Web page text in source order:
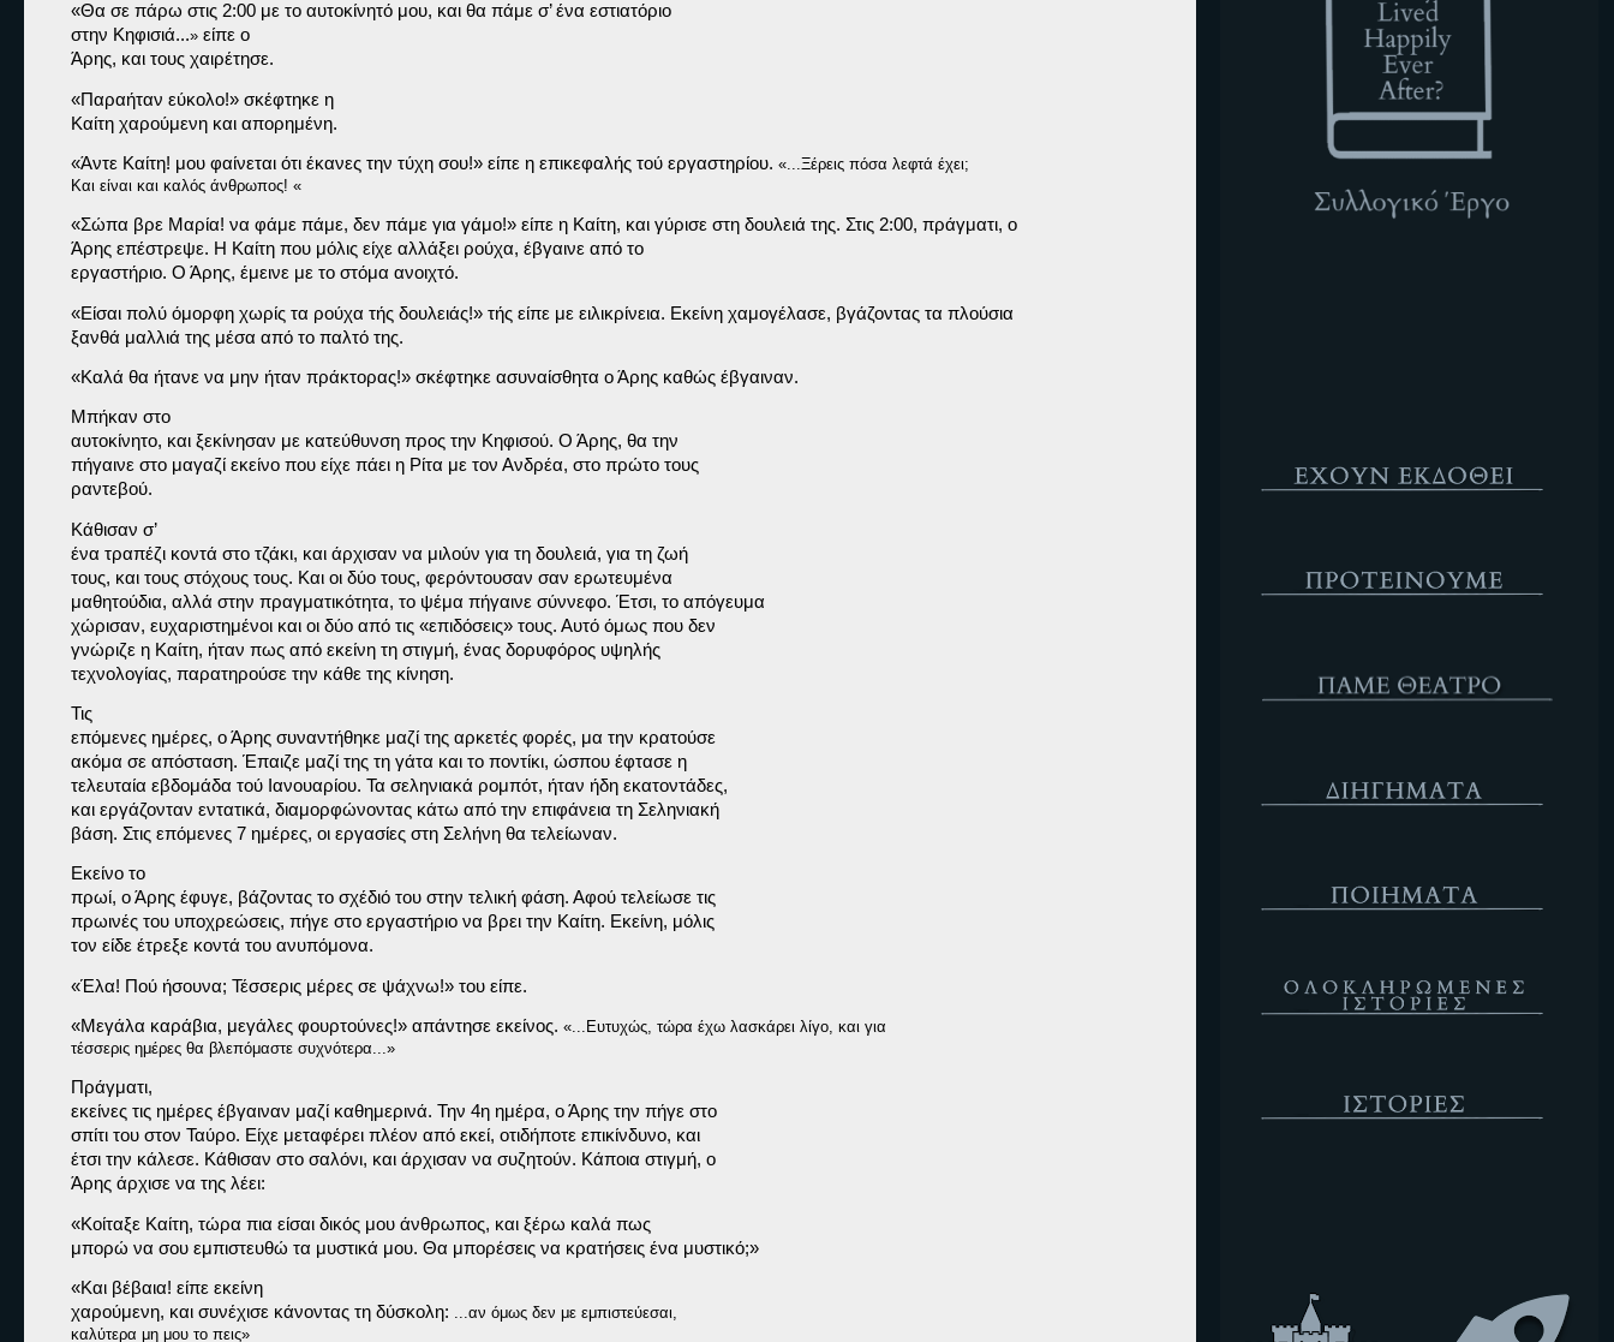
«Θα σε πάρω στις 2:00 με το αυτοκίνητό μου, και θα πάμε σ’ ένα εστιατόριο
στην Κηφισιά...» είπε ο
Άρης, και τους χαιρέτησε.
«Παραήταν εύκολο!» σκέφτηκε η
Καίτη χαρούμενη και απορημένη.
«Άντε Καίτη! μου φαίνεται ότι έκανες την τύχη σου!» είπε η επικεφαλής τού εργαστηρίου. «...Ξέρεις πόσα λεφτά έχει;
Και είναι και καλός άνθρωπος! «
«Σώπα βρε Μαρία! να φάμε πάμε, δεν πάμε για γάμο!» είπε η Καίτη, και γύρισε στη δουλειά της. Στις 2:00, πράγματι, ο
Άρης επέστρεψε. Η Καίτη που μόλις είχε αλλάξει ρούχα, έβγαινε από το
εργαστήριο. Ο Άρης, έμεινε με το στόμα ανοιχτό.
«Είσαι πολύ όμορφη χωρίς τα ρούχα τής δουλειάς!» τής είπε με ειλικρίνεια. Εκείνη χαμογέλασε, βγάζοντας τα πλούσια
ξανθά μαλλιά της μέσα από το παλτό της.
«Καλά θα ήτανε να μην ήταν πράκτορας!» σκέφτηκε ασυναίσθητα ο Άρης καθώς έβγαιναν.
Μπήκαν στο
αυτοκίνητο, και ξεκίνησαν με κατεύθυνση προς την Κηφισού. Ο Άρης, θα την
πήγαινε στο μαγαζί εκείνο που είχε πάει η Ρίτα με τον Ανδρέα, στο πρώτο τους
ραντεβού.
Κάθισαν σ’
ένα τραπέζι κοντά στο τζάκι, και άρχισαν να μιλούν για τη δουλειά, για τη ζωή
τους, και τους στόχους τους. Και οι δύο τους, φερόντουσαν σαν ερωτευμένα
μαθητούδια, αλλά στην πραγματικότητα, το ψέμα πήγαινε σύννεφο. Έτσι, το απόγευμα
χώρισαν, ευχαριστημένοι και οι δύο από τις «επιδόσεις» τους. Αυτό όμως που δεν
γνώριζε η Καίτη, ήταν πως από εκείνη τη στιγμή, ένας δορυφόρος υψηλής
τεχνολογίας, παρατηρούσε την κάθε της κίνηση.
Τις
επόμενες ημέρες, ο Άρης συναντήθηκε μαζί της αρκετές φορές, μα την κρατούσε
ακόμα σε απόσταση. Έπαιζε μαζί της τη γάτα και το ποντίκι, ώσπου έφτασε η
τελευταία εβδομάδα τού Ιανουαρίου. Τα σεληνιακά ρομπότ, ήταν ήδη εκατοντάδες,
και εργάζονταν εντατικά, διαμορφώνοντας κάτω από την επιφάνεια τη Σεληνιακή
βάση. Στις επόμενες 7 ημέρες, οι εργασίες στη Σελήνη θα τελείωναν.
Εκείνο το
πρωί, ο Άρης έφυγε, βάζοντας το σχέδιό του στην τελική φάση. Αφού τελείωσε τις
πρωινές του υποχρεώσεις, πήγε στο εργαστήριο να βρει την Καίτη. Εκείνη, μόλις
τον είδε έτρεξε κοντά του ανυπόμονα.
«Έλα! Πού ήσουνα; Τέσσερις μέρες σε ψάχνω!» του είπε.
«Μεγάλα καράβια, μεγάλες φουρτούνες!» απάντησε εκείνος. «...Ευτυχώς, τώρα έχω λασκάρει λίγο, και για
τέσσερις ημέρες θα βλεπόμαστε συχνότερα...»
Πράγματι,
εκείνες τις ημέρες έβγαιναν μαζί καθημερινά. Την 4η ημέρα, ο Άρης την πήγε στο
σπίτι του στον Ταύρο. Είχε μεταφέρει πλέον από εκεί, οτιδήποτε επικίνδυνο, και
έτσι την κάλεσε. Κάθισαν στο σαλόνι, και άρχισαν να συζητούν. Κάποια στιγμή, ο
Άρης άρχισε να της λέει:
«Κοίταξε Καίτη, τώρα πια είσαι δικός μου άνθρωπος, και ξέρω καλά πως
μπορώ να σου εμπιστευθώ τα μυστικά μου. Θα μπορέσεις να κρατήσεις ένα μυστικό;»
«Και βέβαια! είπε εκείνη
χαρούμενη, και συνέχισε κάνοντας τη δύσκολη:
...αν όμως δεν με εμπιστεύεσαι,
καλύτερα μη μου το πεις»